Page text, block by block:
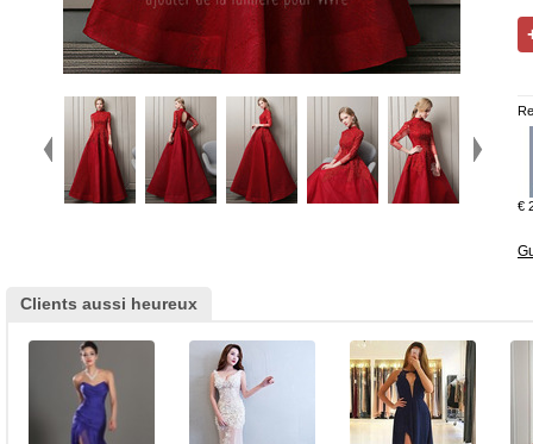
€
Clients aussi heureux